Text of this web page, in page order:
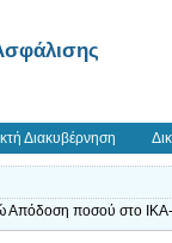
Διακυβέρνηση
ποσού στο ΙΚΑ-